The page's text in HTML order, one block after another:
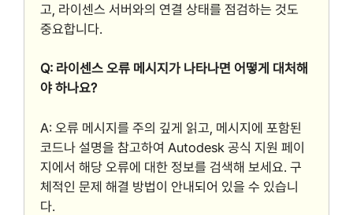
고, 라이센스 서버와의 연결 상태를 점검하는 것도
중요합니다.
Q: 라이센스 오류 메시지가 나타나면 어떻게 대처해
야 하나요?
A: 오류 메시지를 주의 깊게 읽고, 메시지에 포함된
코드나 설명을 참고하여 Autodesk 공식 지원 페이
지에서 해당 오류에 대한 정보를 검색해 보세요. 구
체적인 문제 해결 방법이 안내되어 있을 수 있습니
다.